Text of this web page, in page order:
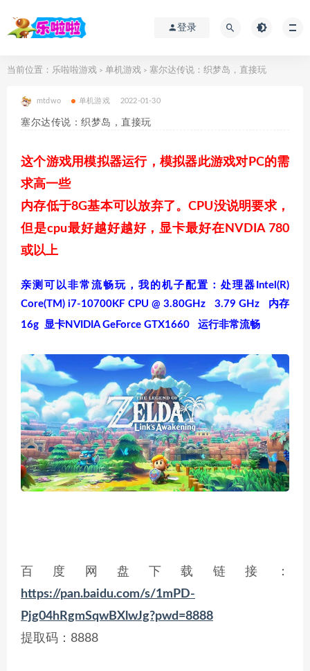
登录
当前位置： 乐啦啦游戏 > 单机游戏 > 塞尔达传说：织梦岛，直接玩
mtdwo 单机游戏 2022-01-30
塞尔达传说：织梦岛，直接玩
这个游戏用模拟器运行，模拟器此游戏对PC的需
求高一些
内存低于8G基本可以放弃了。CPU没说明要求，
但是cpu最好越好越好，显卡最好在NVDIA 780
或以上
亲测可以非常流畅玩，我的机子配置：处理器Intel(R)
Core(TM) i7-10700KF CPU @ 3.80GHz 3.79 GHz 内存
16g 显卡NVIDIA GeForce GTX1660 运行非常流畅
百度网盘下载链接：
https://pan.baidu.com/s/1mPD-
Pjg04hRgmSqwBXlwJg?pwd=8888
提取码：8888